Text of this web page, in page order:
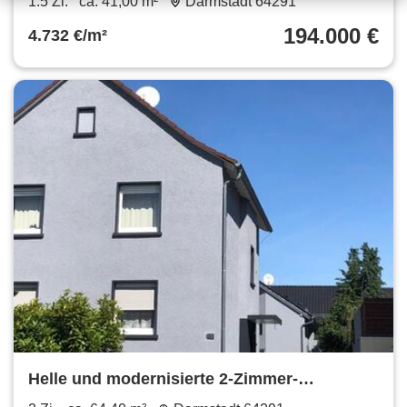
4.732 €/m² 194.000 €
Helle und modernisierte 2-Zimmer-
Eigentumswohnung im 2-FH